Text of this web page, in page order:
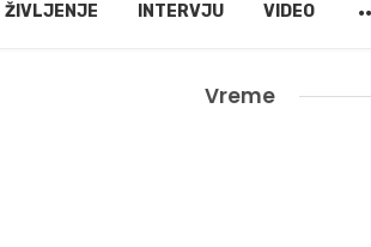
ŽIVLJENJE INTERVJU VIDEO
Vreme